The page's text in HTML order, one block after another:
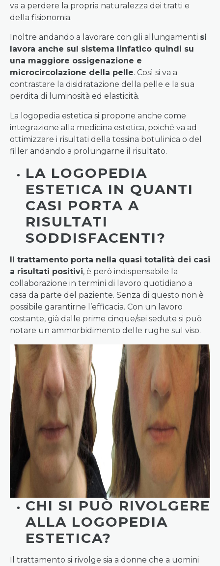
va a perdere la propria naturalezza dei tratti e
della fisionomia.
Inoltre andando a lavorare con gli allungamenti si
lavora anche sul sistema linfatico quindi su
una maggiore ossigenazione e
microcircolazione della pelle. Così si va a
contrastare la disidratazione della pelle e la sua
perdita di luminosità ed elasticità.
La logopedia estetica si propone anche come
integrazione alla medicina estetica, poiché va ad
ottimizzare i risultati della tossina botulinica o del
filler andando a prolungarne il risultato.
LA LOGOPEDIA
ESTETICA IN QUANTI
CASI PORTA A
RISULTATI
SODDISFACENTI?
Il trattamento porta nella quasi totalità dei casi
a risultati positivi, è però indispensabile la
collaborazione in termini di lavoro quotidiano a
casa da parte del paziente. Senza di questo non è
possibile garantirne l’efficacia. Con un lavoro
costante, già dalle prime cinque/sei sedute si può
notare un ammorbidimento delle rughe sul viso.
CHI SI PUÒ RIVOLGERE
ALLA LOGOPEDIA
ESTETICA?
Il trattamento si rivolge sia a donne che a uomini